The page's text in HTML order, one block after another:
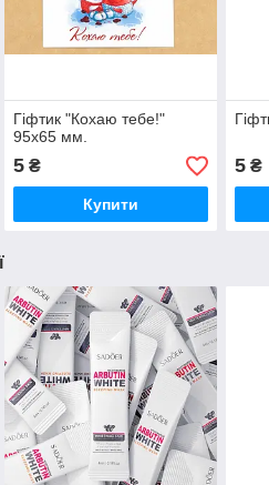
Гіфтик "Кохаю тебе!"
95х65 мм.
5₴
Купити
5 ₴